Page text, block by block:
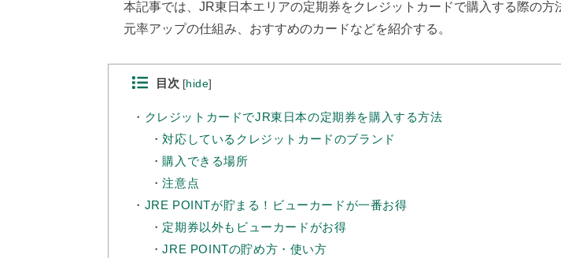
本記事では、JR東日本エリアの定期券をクレジットカードで購入する際の方
元率アップの仕組み、おすすめのカードなどを紹介する。
目次 [hide]
クレジットカードでJR東日本の定期券を購入する方法
対応しているクレジットカードのブランド
購入できる場所
注意点
JRE POINTが貯まる！ビューカードが一番お得
定期券以外もビューカードがお得
JRE POINTの貯め方・使い方